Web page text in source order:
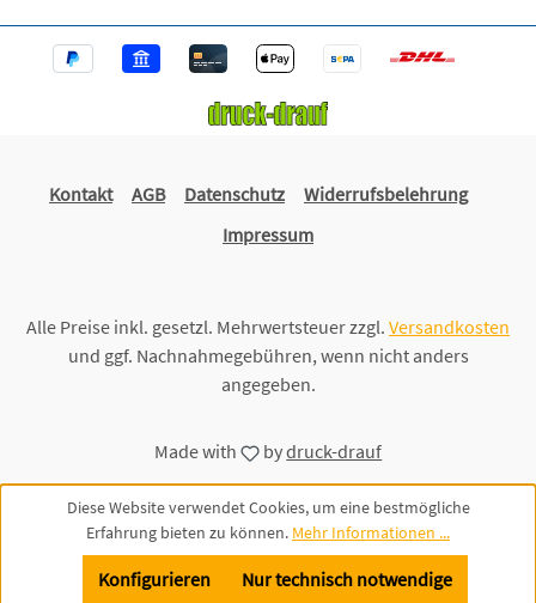
Kontakt AGB Datenschutz
Widerrufsbelehrung
Impressum
Alle Preise inkl. gesetzl. Mehrwertsteuer zzgl. Versandkosten
und ggf. Nachnahmegebühren, wenn nicht anders
angegeben.
Made with bydruck-drauf
Diese Website verwendet Cookies, um eine bestmögliche
Erfahrung bieten zu können. Mehr Informationen ...
Nur technisch notwendige
Konfigurieren